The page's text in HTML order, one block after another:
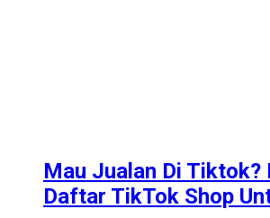
Mau Jualan Di Tiktok?
Daftar TikTok Shop